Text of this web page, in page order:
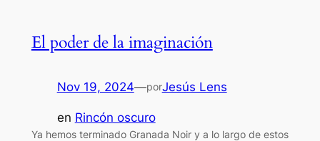
El poder de la imaginación
Nov 19, 2024—porJesús Lens
en Rincón oscuro
Ya hemos terminado Granada Noir y a lo largo de estos